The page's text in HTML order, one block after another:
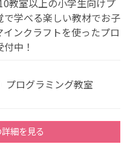
学べる楽しい教材でお子
ンクラフトを使ったプロ
中！
プログラミング教室
細を見る